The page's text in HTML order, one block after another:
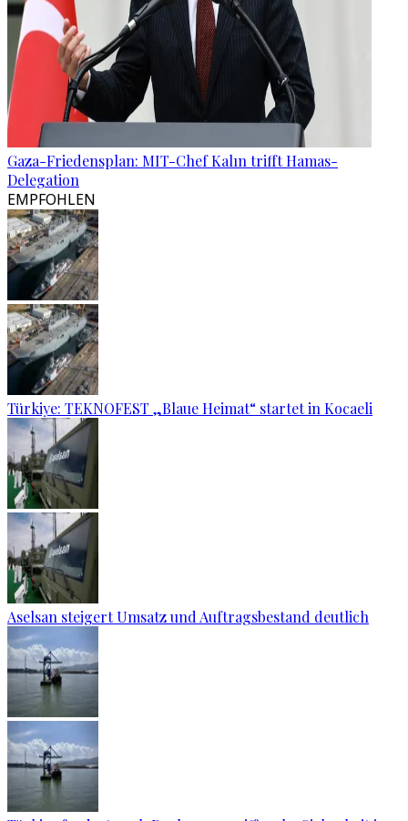
Gaza-Friedensplan: MIT-Chef Kalın trifft Hamas-
Delegation
EMPFOHLEN
Türkiye: TEKNOFEST „Blaue Heimat“ startet in Kocaeli
Aselsan steigert Umsatz und Auftragsbestand deutlich